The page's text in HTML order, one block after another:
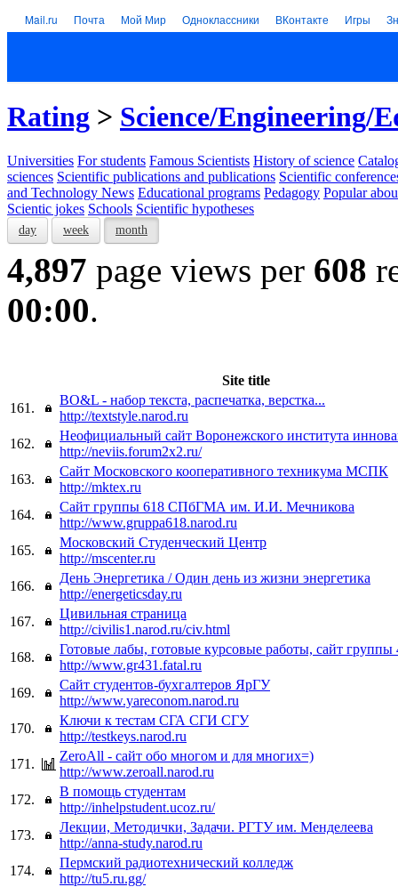
Mail.ru Почта Мой Мир Одноклассники ВКонтакте Игры
Rating > Science/Engineering/
Universities For students Famous Scientists History of science
sciences Scientific publications and publications Scientific
and Technology News Educational programs Pedagogy Popular
Scientic jokes Schools Scientific hypotheses
day week month
4,897 page views per 608
00:00.
Site title
161.
BO&L - набор текста, распечатка, верстка...
http://textstyle.narod.ru
162.
Неофициальный сайт Воронежского института
http://neviis.forum2x2.ru/
163.
Cайт Московского кооперативного техникума МСПК
http://mktex.ru
164.
Сайт группы 618 СПбГМА им. И.И. Мечникова
http://www.gruppa618.narod.ru
165.
Московский Студенческий Центр
http://mscenter.ru
166.
День Энергетика / Один день из жизни энергетика
http://energeticsday.ru
167.
Цивильная страница
http://civilis1.narod.ru/civ.html
168.
Готовые лабы, готовые курсовые работы, сайт группы
http://www.gr431.fatal.ru
169.
Сайт студентов-бухгалтеров ЯрГУ
http://www.yareconom.narod.ru
170.
Ключи к тестам СГА СГИ СГУ
http://testkeys.narod.ru
171.
ZeroAll - сайт обо многом и для многих=)
http://www.zeroall.narod.ru
172.
В помощь студентам
http://inhelpstudent.ucoz.ru/
173.
Лекции, Методички, Задачи. РГТУ им. Менделеева
http://anna-study.narod.ru
174.
Пермский радиотехнический колледж
http://tu5.ru.gg/